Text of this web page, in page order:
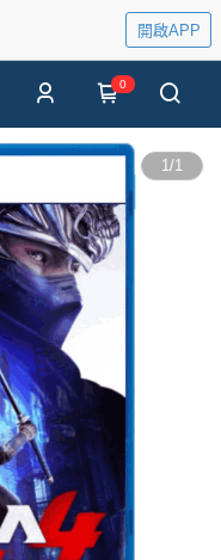
開啟APP
0
1/1